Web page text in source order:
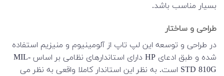
بسیار مناسب باشد.
طراحی و ساختار
در طراحی و توسعه این لپ تاپ ازآلومینیوم و منیزیم استفاده
شده و طبق ادعای HP دارای استاندارهای نظامی بر اساس
MIL-
STD 810G است. به نظر این استاندار کاملا واقعی به نظر می